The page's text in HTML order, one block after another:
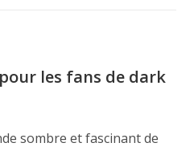
les fans de dark
sombre et fascinant de